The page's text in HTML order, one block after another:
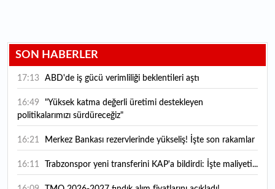
SON HABERLER
17:13 ABD'de iş gücü verimliliği beklentileri aştı
16:49
politikalarımızı sürdüreceğiz"
16:21 Merkez Bankası rezervlerinde yükseliş! İşte son rakamlar
16:11 Trabzonspor yeni transferini KAP'a bildirdi: İşte maliyeti...